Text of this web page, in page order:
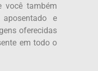
você também
e
oferecidas
em todo o